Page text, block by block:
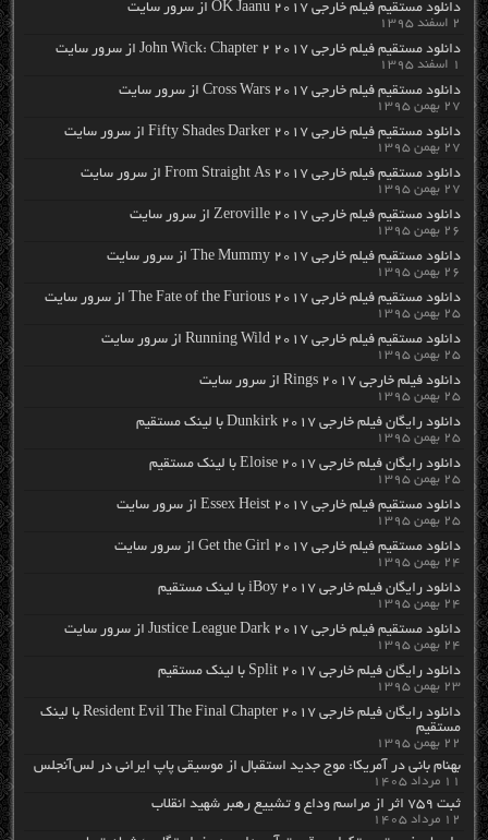
دانلود مستقیم فیلم خارجی OK Jaanu 2017 از سرور سایت
۲ اسفند ۱۳۹۵
دانلود مستقیم فیلم خارجی John Wick: Chapter 2 2017 از سرور سایت
۱ اسفند ۱۳۹۵
دانلود مستقیم فیلم خارجی Cross Wars 2017 از سرور سایت
۲۷ بهمن ۱۳۹۵
دانلود مستقیم فیلم خارجی Fifty Shades Darker 2017 از سرور سایت
۲۷ بهمن ۱۳۹۵
دانلود مستقیم فیلم خارجی From Straight As 2017 از سرور سایت
۲۷ بهمن ۱۳۹۵
دانلود مستقیم فیلم خارجی Zeroville 2017 از سرور سایت
۲۶ بهمن ۱۳۹۵
دانلود مستقیم فیلم خارجی The Mummy 2017 از سرور سایت
۲۶ بهمن ۱۳۹۵
دانلود مستقیم فیلم خارجی The Fate of the Furious 2017 از سرور سایت
۲۵ بهمن ۱۳۹۵
دانلود مستقیم فیلم خارجی Running Wild 2017 از سرور سایت
۲۵ بهمن ۱۳۹۵
دانلود فیلم خارجی Rings 2017 از سرور سایت
۲۵ بهمن ۱۳۹۵
دانلود رایگان فیلم خارجی Dunkirk 2017 با لینک مستقیم
۲۵ بهمن ۱۳۹۵
دانلود رایگان فیلم خارجی Eloise 2017 با لینک مستقیم
۲۵ بهمن ۱۳۹۵
دانلود مستقیم فیلم خارجی Essex Heist 2017 از سرور سایت
۲۵ بهمن ۱۳۹۵
دانلود مستقیم فیلم خارجی Get the Girl 2017 از سرور سایت
۲۴ بهمن ۱۳۹۵
دانلود رایگان فیلم خارجی iBoy 2017 با لینک مستقیم
۲۴ بهمن ۱۳۹۵
دانلود مستقیم فیلم خارجی Justice League Dark 2017 از سرور سایت
۲۴ بهمن ۱۳۹۵
دانلود رایگان فیلم خارجی Split 2017 با لینک مستقیم
۲۳ بهمن ۱۳۹۵
دانلود رایگان فیلم خارجی Resident Evil The Final Chapter 2017 با لینک
مستقیم
۲۲ بهمن ۱۳۹۵
بهنام بانی در آمریکا: موج جدید استقبال از موسیقی پاپ ایرانی در لس‌آنجلس
۱۱ مرداد ۱۴۰۵
ثبت ۷۵۹ اثر از مراسم وداع و تشییع رهبر شهید انقلاب
۱۲ مرداد ۱۴۰۵